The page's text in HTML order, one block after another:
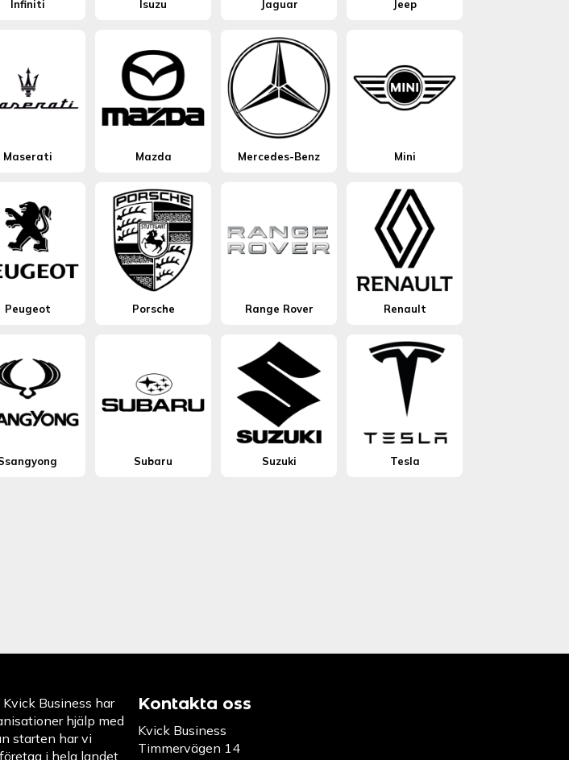
Infiniti Isuzu Jaguar Jeep
Maserati Mazda Mercedes-Benz Mini
Peugeot Porsche Range Rover Renault
Subaru Suzuki Tesla
Business har
hjälp med
starten har vi
i hela landet.
Kontakta oss
Kvick Business
Timmervägen 14